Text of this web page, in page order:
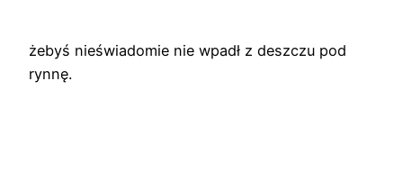
żebyś nieświadomie nie wpadł z deszczu pod
rynnę.